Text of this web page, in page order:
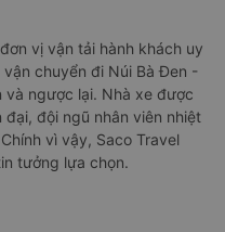
vị vận tải hành khách uy
chuyển đi Núi Bà Đen -
và ngược lại. Nhà xe được
đội ngũ nhân viên nhiệt
vì vậy, Saco Travel
tưởng lựa chọn.